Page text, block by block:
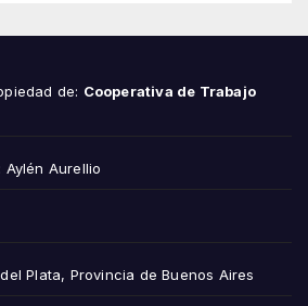
de: Cooperativa de Trabajo
Aylén Aurellio
Plata, Provincia de Buenos Aires